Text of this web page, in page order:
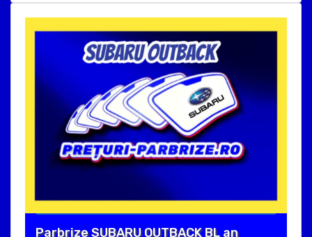
Parbrize SUBARU OUTBACK BL an